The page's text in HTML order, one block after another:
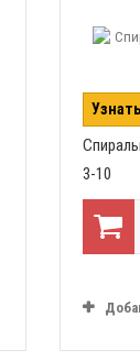
3-10